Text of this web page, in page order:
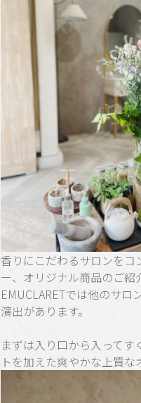
香りにこだわるサロンをコ
ー、オリジナル商品のご紹
EMUCLARETでは他のサ
演出があります。
まずは入り口から入って
トを加えた爽やかな上質な